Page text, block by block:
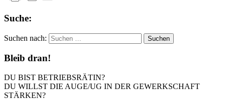
Suche:
Suchen nach:
Bleib dran!
DU BIST BETRIEBSRÄTIN?
DU WILLST DIE AUGE/UG IN DER GEWERKSCHAFT
STÄRKEN?